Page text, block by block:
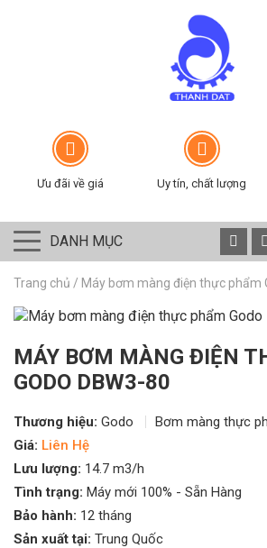
Ưu đãi về giá Uy tín, chất lượng
DANH MỤC
Trang chủ / Máy bơm màng điện thực phẩm
MÁY BƠM MÀNG ĐIỆN
GODO DBW3-80
Thương hiệu: Godo
Bơm màng thực
Giá: Liên Hệ
Lưu lượng: 14.7 m3/h
Tình trạng: Máy mới 100% - Sẵn Hàng
Bảo hành: 12 tháng
Sản xuất tại: Trung Quốc